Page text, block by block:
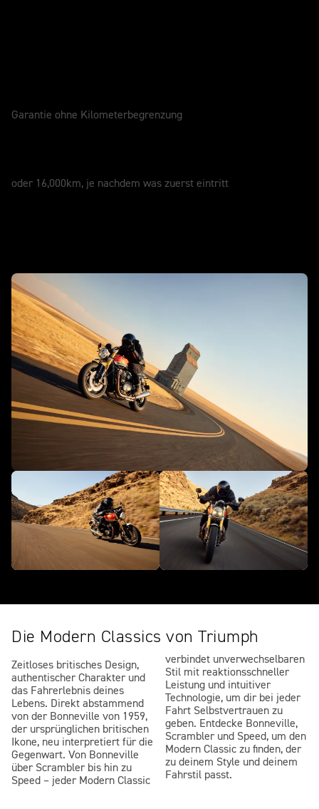
Garantie ohne Kilometerbegrenzung
oder 16,000km, je nachdem was zuerst eintritt
Die Modern Classics von Triumph
Zeitloses britisches Design,
authentischer Charakter und
das Fahrerlebnis deines
Lebens. Direkt abstammend
von der Bonneville von 1959,
der ursprünglichen britischen
Ikone, neu interpretiert für die
Gegenwart. Von Bonneville
über Scrambler bis hin zu
Speed – jeder Modern Classic
verbindet unverwechselbaren
Stil mit reaktionsschneller
Leistung und intuitiver
Technologie, um dir bei jeder
Fahrt Selbstvertrauen zu
geben. Entdecke Bonneville,
Scrambler und Speed, um den
Modern Classic zu finden, der
zu deinem Style und deinem
Fahrstil passt.